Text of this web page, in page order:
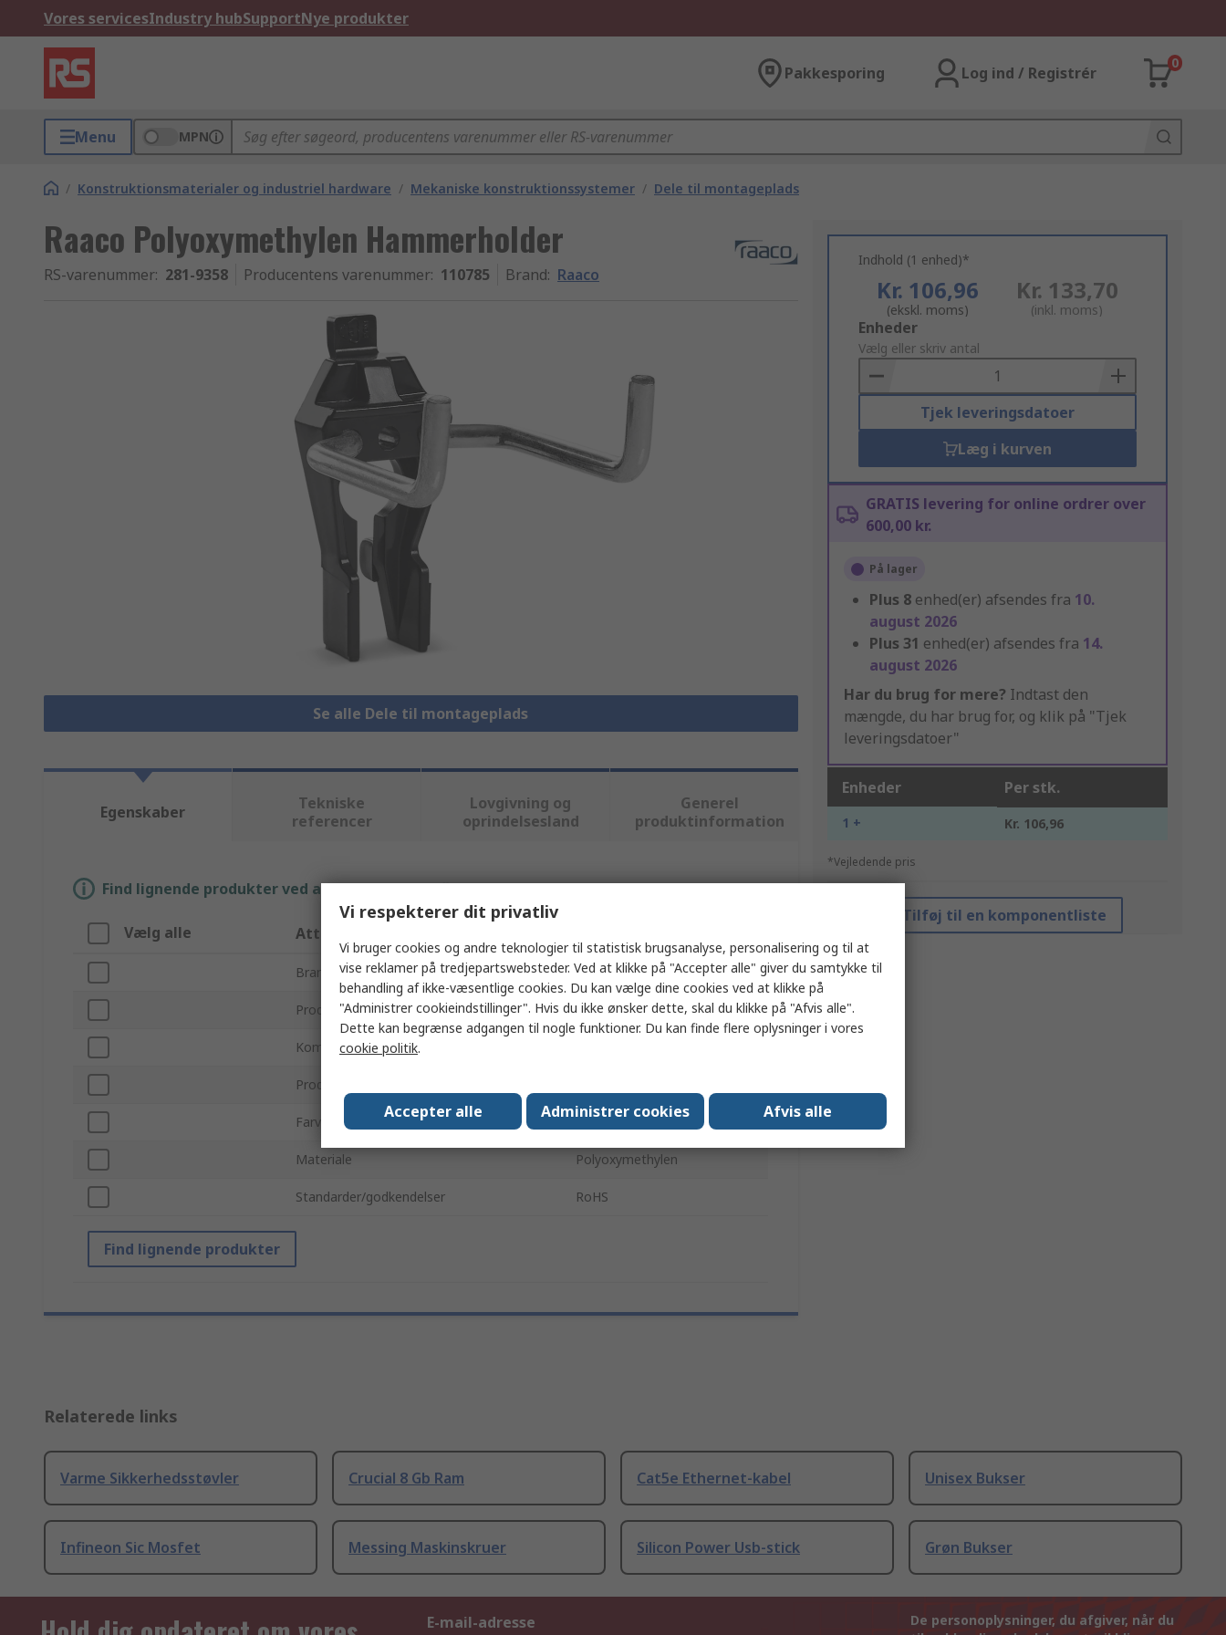
Vores servicesIndustry hubSupportNye produkter
Pakkesporing Log ind / Registrér
0
Menu MPN
/ Konstruktionsmaterialer og industriel hardware / Mekaniske konstruktionssystemer / Dele til montageplads
Raaco Polyoxymethylen Hammerholder
RS-varenummer: 281-9358 Producentens varenummer: 110785 Brand: Raaco
Se alle Dele til montageplads
Indhold (1 enhed)*
Kr. 106,96
(ekskl. moms)
Kr. 133,70
(inkl. moms)
Add
to
Basket
Enheder
Vælg eller skriv antal
Tjek leveringsdatoer
Læg i kurven
GRATIS levering for online ordrer over
600,00 kr.
På lager
Plus 8 enhed(er) afsendes fra 10.
august 2026
Plus 31 enhed(er) afsendes fra 14.
august 2026
Har du brug for mere? Indtast den
mængde, du har brug for, og klik på "Tjek
leveringsdatoer"
Enheder Per stk.
1 + Kr. 106,96
*Vejledende pris
Tilføj til en komponentliste
Egenskaber
Tekniske
referencer
Lovgivning og
oprindelsesland
Generel
produktinformation
Find lignende produkter ved at vælge én eller flere attributter.
Vælg alle Attribut
Brand Raaco
Produkttype Værktøjsholder
Komponenttype
Produktsystem
Farve Sort
Materiale Polyoxymethylen
Standarder/godkendelser RoHS
Find lignende produkter
Relaterede links
Varme Sikkerhedsstøvler Crucial 8 Gb Ram Cat5e Ethernet-kabel Unisex Bukser
Infineon Sic Mosfet Messing Maskinskruer Silicon Power Usb-stick Grøn Bukser
E-mail-adresse
De personoplysninger, du afgiver, når du
Vi respekterer dit privatliv
Vi bruger cookies og andre teknologier til statistisk brugsanalyse, personalisering og til at
vise reklamer på tredjepartswebsteder. Ved at klikke på "Accepter alle" giver du samtykke til
behandling af ikke-væsentlige cookies. Du kan vælge dine cookies ved at klikke på
"Administrer cookieindstillinger". Hvis du ikke ønsker dette, skal du klikke på "Afvis alle".
Dette kan begrænse adgangen til nogle funktioner. Du kan finde flere oplysninger i vores
cookie politik.
Accepter alle Administrer cookies Afvis alle